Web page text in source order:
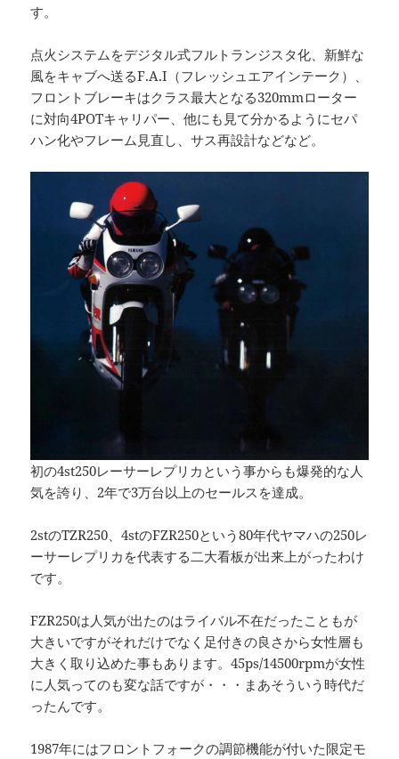
す。
点火システムをデジタル式フルトランジスタ化、新鮮な
風をキャブへ送るF.A.I（フレッシュエアインテーク）、
フロントブレーキはクラス最大となる320mmローター
に対向4POTキャリパー、他にも見て分かるようにセパ
ハン化やフレーム見直し、サス再設計などなど。
初の4st250レーサーレプリカという事からも爆発的な人
気を誇り、2年で3万台以上のセールスを達成。
2stのTZR250、4stのFZR250という80年代ヤマハの250レ
ーサーレプリカを代表する二大看板が出来上がったわけ
です。
FZR250は人気が出たのはライバル不在だったこともが
大きいですがそれだけでなく足付きの良さから女性層も
大きく取り込めた事もあります。45ps/14500rpmが女性
に人気ってのも変な話ですが・・・まあそういう時代だ
ったんです。
1987年にはフロントフォークの調節機能が付いた限定モ